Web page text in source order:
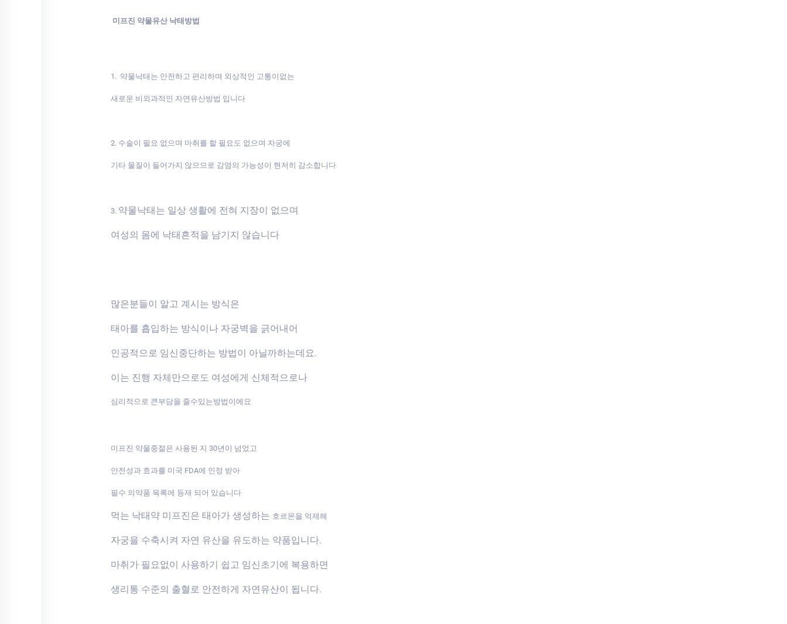
미프진 약물유산 낙태방법
1. 약물낙태는 안전하고 편리하며 외상적인 고통이없는
새로운 비외과적인 자연유산방법 입니다
2. 수술이 필요 없으며 마취를 할 필요도 없으며 자궁에
기타 물질이 들어가지 않으므로 감염의 가능성이 현저히 감소합니다
3. 약물낙태는 일상 생활에 전혀 지장이 없으며
여성의 몸에 낙태흔적을 남기지 않습니다
많은분들이 알고 계시는 방식은
태아를 흡입하는 방식이나 자궁벽을 긁어내어
인공적으로 임신중단하는 방법이 아닐까하는데요.
이는 진행 자체만으로도 여성에게 신체적으로나
심리적으로 큰부담을 줄수있는방법이에요
미프진 약물중절은 사용된 지 30년이 넘었고
안전성과 효과를 미국 FDA에 인정 받아
필수 의약품 목록에 등재 되어 있습니다
먹는 낙태약 미프진은 태아가 생성하는 호르몬을 억제해
자궁을 수축시켜 자연 유산을 유도하는 약품입니다.
마취가 필요없이 사용하기 쉽고 임신초기에 복용하면
생리통 수준의 출혈로 안전하게 자연유산이 됩니다.